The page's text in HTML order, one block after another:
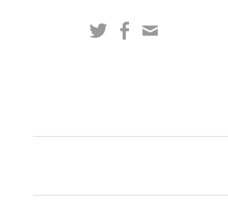
ス
TwitterFacebook